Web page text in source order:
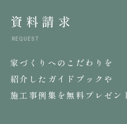
資料請求
REQUEST
家づくりへのこだわりを
紹介したガイドブックや
施工事例集を無料プレゼン